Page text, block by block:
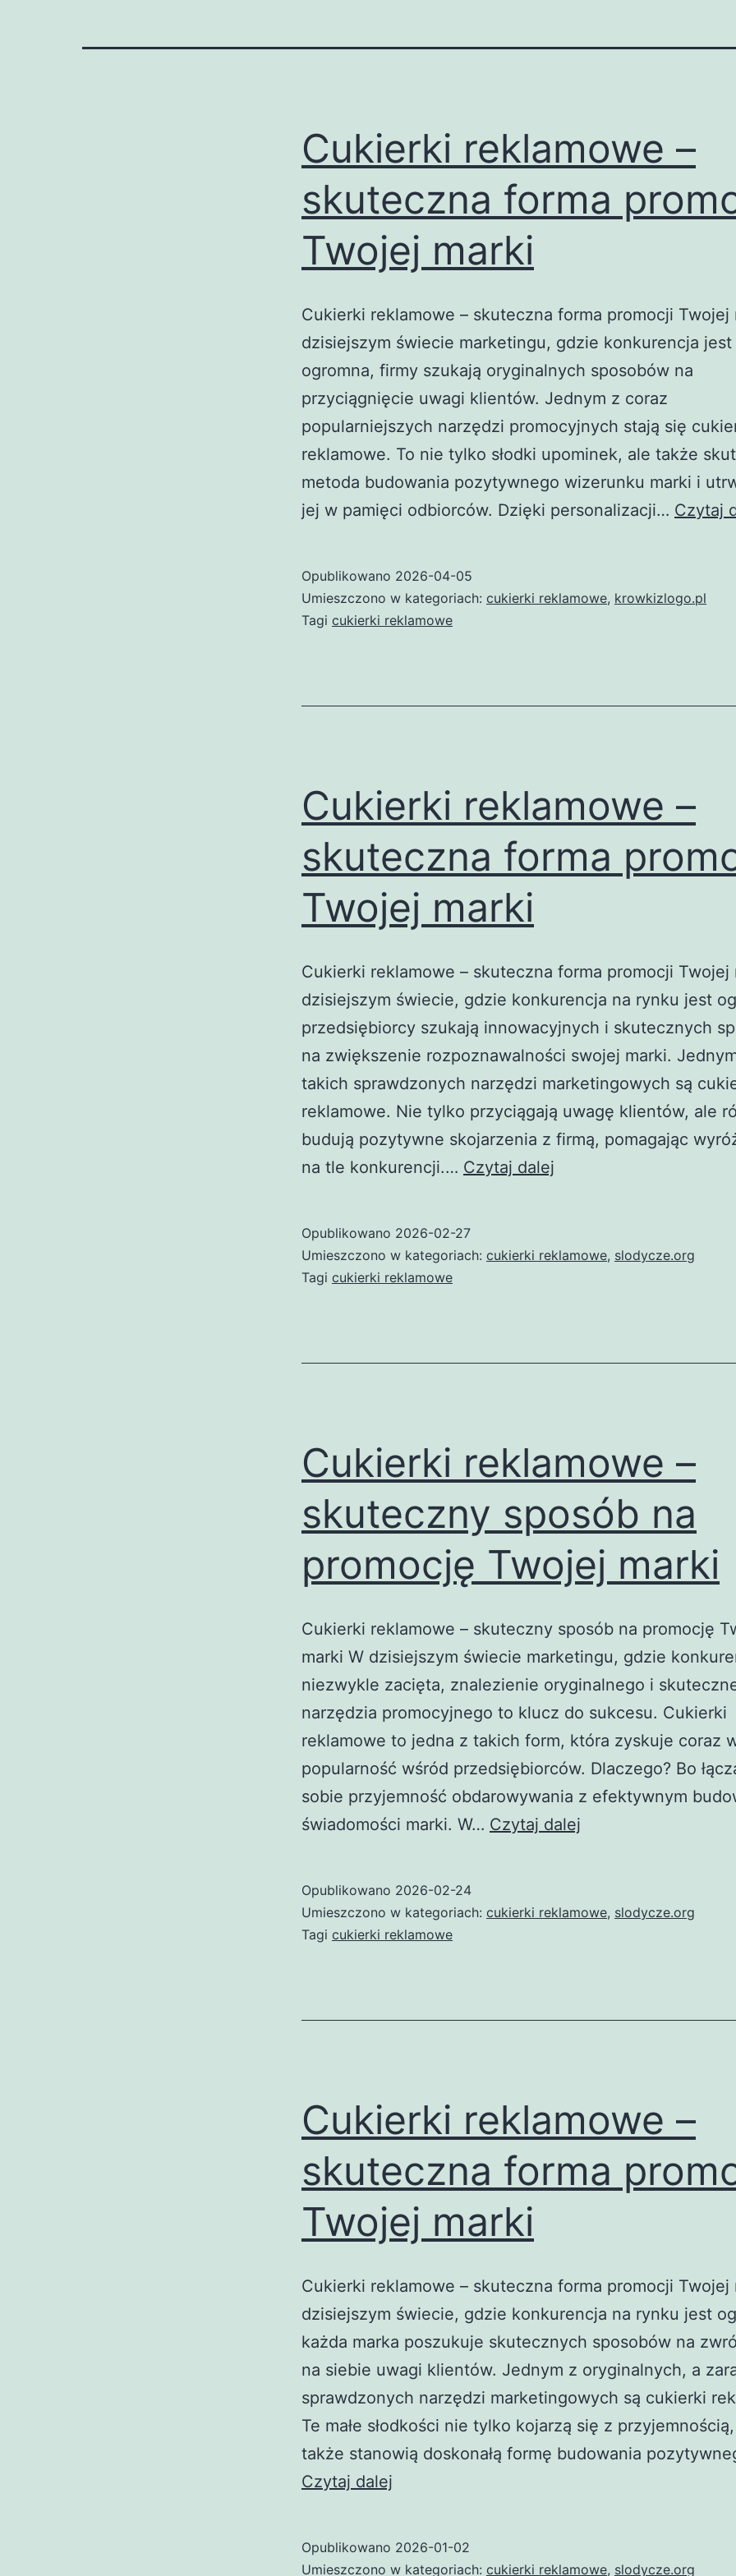
Cukierki reklamowe –
skuteczna forma
Twojej marki
Cukierki reklamowe – skuteczna forma promocji Twojej
dzisiejszym świecie marketingu, gdzie konkurencja jest
ogromna, firmy szukają oryginalnych sposobów na
przyciągnięcie uwagi klientów. Jednym z coraz
popularniejszych narzędzi promocyjnych stają się
reklamowe. To nie tylko słodki upominek, ale także
metoda budowania pozytywnego wizerunku marki i
jej w pamięci odbiorców. Dzięki personalizacji… Czytaj
Opublikowano 2026-04-05
Umieszczono w kategoriach: cukierki reklamowe, krowkizlogo.pl
Tagi cukierki reklamowe
Cukierki reklamowe –
skuteczna forma
Twojej marki
Cukierki reklamowe – skuteczna forma promocji Twojej
dzisiejszym świecie, gdzie konkurencja na rynku jest
przedsiębiorcy szukają innowacyjnych i skutecznych
na zwiększenie rozpoznawalności swojej marki.
takich sprawdzonych narzędzi marketingowych są
reklamowe. Nie tylko przyciągają uwagę klientów, ale
budują pozytywne skojarzenia z firmą, pomagając
na tle konkurencji.… Czytaj dalej
skuteczna
marki
Opublikowano 2026-02-27
Umieszczono w kategoriach: cukierki reklamowe, slodycze.org
Tagi cukierki reklamowe
Cukierki reklamowe –
skuteczny sposób na
promocję Twojej marki
Cukierki reklamowe – skuteczny sposób na promocję
marki W dzisiejszym świecie marketingu, gdzie
niezwykle zacięta, znalezienie oryginalnego i
narzędzia promocyjnego to klucz do sukcesu. Cukierki
reklamowe to jedna z takich form, która zyskuje coraz
popularność wśród przedsiębiorców. Dlaczego? Bo
sobie przyjemność obdarowywania z efektywnym
świadomości marki. W… Czytaj dalej
skuteczny
Twojej
Opublikowano 2026-02-24
Umieszczono w kategoriach: cukierki reklamowe, slodycze.org
Tagi cukierki reklamowe
Cukierki reklamowe –
skuteczna forma
Twojej marki
Cukierki reklamowe – skuteczna forma promocji Twojej
dzisiejszym świecie, gdzie konkurencja na rynku jest
każda marka poszukuje skutecznych sposobów na
na siebie uwagi klientów. Jednym z oryginalnych, a
sprawdzonych narzędzi marketingowych są cukierki
Te małe słodkości nie tylko kojarzą się z
także stanowią doskonałą formę budowania
Czytaj dalej
skuteczna
Opublikowano 2026-01-02
Umieszczono w kategoriach: cukierki reklamowe, slodycze.org